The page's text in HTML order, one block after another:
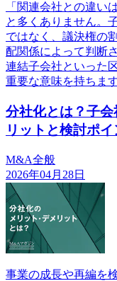
「関連会社との違い
と多くありません。
ではなく、議決権の
配関係によって判断
連結子会社といった
重要な意味を持ちま
分社化とは？子
リットと検討ポ
M&A全般
2026年04月28日
事業の成長や再編を